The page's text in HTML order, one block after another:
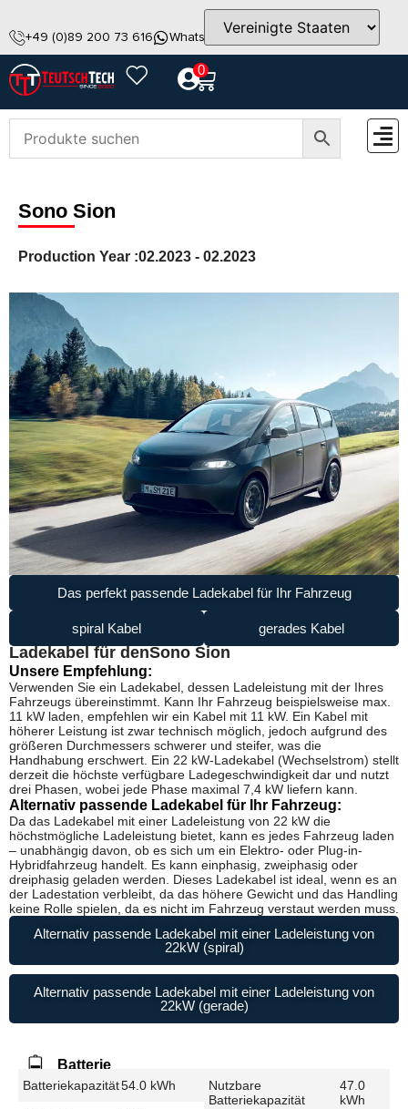
+49 (0)89 200 73 616 WhatsApp info@teutschtech.com
0
Sono Sion
Production Year :02.2023 - 02.2023
Das perfekt passende Ladekabel für Ihr Fahrzeug
spiral Kabel gerades Kabel
Ladekabel für denSono Sion
Unsere Empfehlung:
Verwenden Sie ein Ladekabel, dessen Ladeleistung mit der Ihres
Fahrzeugs übereinstimmt. Kann Ihr Fahrzeug beispielsweise max.
11 kW laden, empfehlen wir ein Kabel mit 11 kW. Ein Kabel mit
höherer Leistung ist zwar technisch möglich, jedoch aufgrund des
größeren Durchmessers schwerer und steifer, was die
Handhabung erschwert. Ein 22 kW-Ladekabel (Wechselstrom) stellt
derzeit die höchste verfügbare Ladegeschwindigkeit dar und nutzt
drei Phasen, wobei jede Phase maximal 7,4 kW liefern kann.
Alternativ passende Ladekabel für Ihr Fahrzeug:
Da das Ladekabel mit einer Ladeleistung von 22 kW die
höchstmögliche Ladeleistung bietet, kann es jedes Fahrzeug laden
– unabhängig davon, ob es sich um ein Elektro- oder Plug-in-
Hybridfahrzeug handelt. Es kann einphasig, zweiphasig oder
dreiphasig geladen werden. Dieses Ladekabel ist ideal, wenn es an
der Ladestation verbleibt, da das höhere Gewicht und das Handling
keine Rolle spielen, da es nicht im Fahrzeug verstaut werden muss.
Alternativ passende Ladekabel mit einer Ladeleistung von
22kW (spiral)
Alternativ passende Ladekabel mit einer Ladeleistung von
22kW (gerade)
Batterie
Batteriekapazität54.0 kWh
Nutzbare
Batteriekapazität
47.0
kWh